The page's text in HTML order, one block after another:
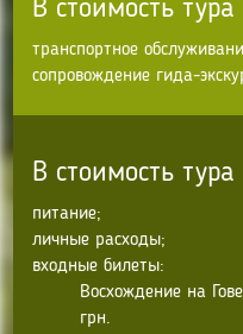
В стоимость
транспортное
сопровождение гида-
В стоимость
питание;
личные расходы;
входные билеты:
Восхождение на
грн.